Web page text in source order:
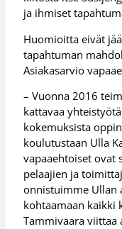
ja ihmiset
Huomioitta eivät
tapahtuman
Asiakasarvio
– Vuonna 2016
kattavaa
kokemuksista
koulutustaan Ulla
vapaaehtoiset ovat
pelaajien ja
onnistuimme Ullan
kohtaamaan kaikki
Tammivaara viittaa